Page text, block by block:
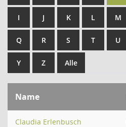
I J K L M
Q R S T U
Y Z Alle
Name
Claudia Erlenbusch